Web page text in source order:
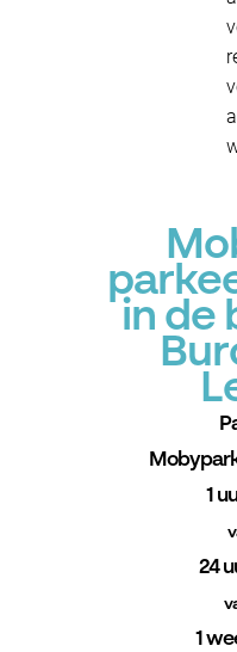
in de
1
24
1